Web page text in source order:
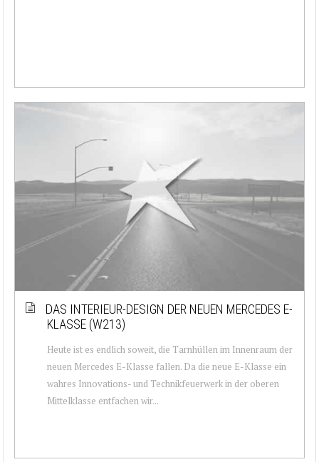
DAS INTERIEUR-DESIGN DER NEUEN MERCEDES E-
KLASSE (W213)
Heute ist es endlich soweit, die Tarnhüllen im Innenraum der
neuen Mercedes E-Klasse fallen. Da die neue E-Klasse ein
wahres Innovations- und Technikfeuerwerk in der oberen
Mittelklasse entfachen wir...